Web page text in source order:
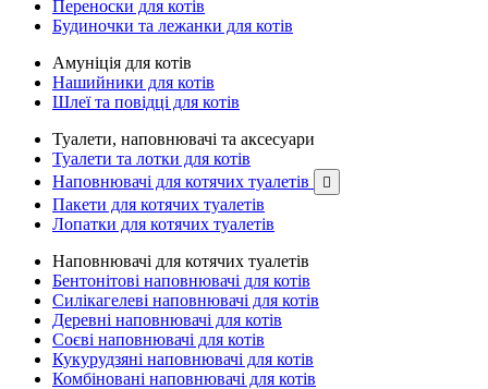
Переноски для котів
Будиночки та лежанки для котів
Амуніція для котів
Нашийники для котів
Шлеї та повідці для котів
Туалети, наповнювачі та аксесуари
Туалети та лотки для котів
Наповнювачі для котячих туалетів

Пакети для котячих туалетів
Лопатки для котячих туалетів
Наповнювачі для котячих туалетів
Бентонітові наповнювачі для котів
Силікагелеві наповнювачі для котів
Деревні наповнювачі для котів
Соєві наповнювачі для котів
Кукурудзяні наповнювачі для котів
Комбіновані наповнювачі для котів